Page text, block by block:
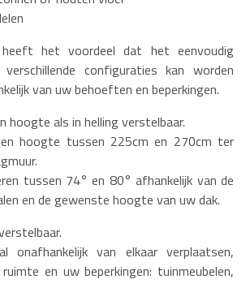
het voordeel dat het eenvoudig
configuraties kan worden
van uw behoeften en beperkingen.
hoogte als in helling verstelbaar.
hoogte tussen 225cm en 270cm ter
tussen 74° en 80° afhankelijk van de
en de gewenste hoogte van uw dak.
van elkaar verplaatsen,
en uw beperkingen: tuinmeubelen,